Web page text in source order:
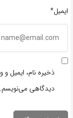
ایمیل*
ذخیره نام، ایمیل
دیدگاهی می‌نویسم.